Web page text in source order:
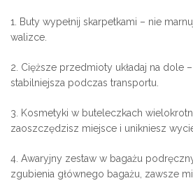
1. Buty wypełnij skarpetkami – nie
walizce.
2. Cięższe przedmioty układaj na dole
stabilniejsza podczas transportu.
3. Kosmetyki w buteleczkach
zaoszczędzisz miejsce i unikniesz
4. Awaryjny zestaw w bagażu
zgubienia głównego bagażu, zawsze